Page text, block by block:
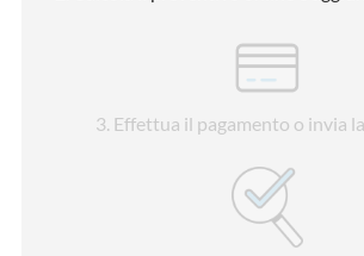
3. Effettua il pagamento o invia